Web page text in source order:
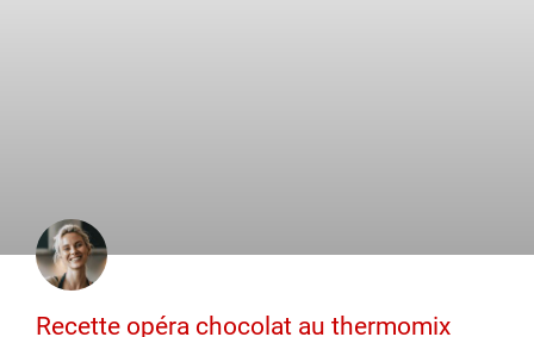
Recette opéra chocolat au thermomix